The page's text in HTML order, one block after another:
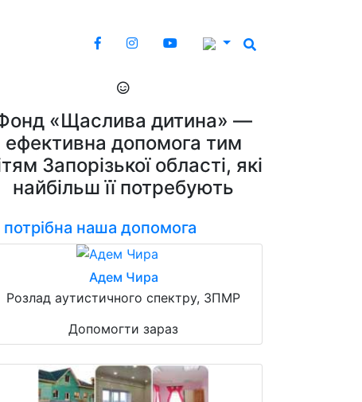
«Щаслива дитина» —
ефективна допомога тим
Запорізької області, які
найбільш її потребують
потрібна наша допомога
Адем Чира
Розлад аутистичного спектру, ЗПМР
Допомогти зараз